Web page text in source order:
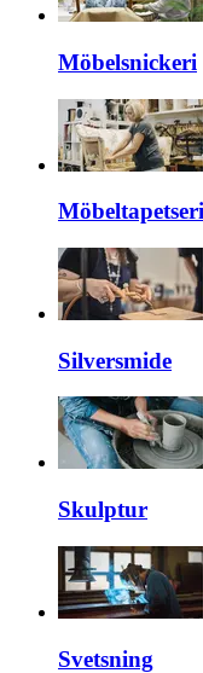
Möbelsnickeri
Silversmide
Skulptur
Svetsning